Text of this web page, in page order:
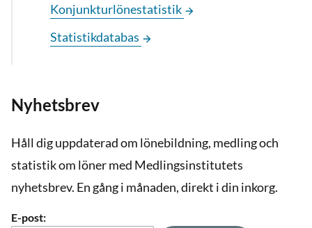
Konjunkturlönestatistik
Statistikdatabas
Nyhetsbrev
Håll dig uppdaterad om lönebildning, medling och
statistik om löner med Medlingsinstitutets
nyhetsbrev. En gång i månaden, direkt i din inkorg.
E-post: